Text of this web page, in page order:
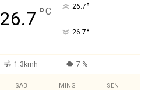
26.7 °C 26.7°
26.7°
1.3kmh 7 %
SAB MING SEN